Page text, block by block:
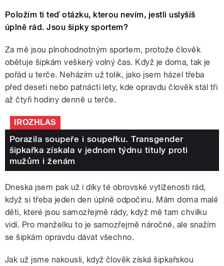
Položím ti teď otázku, kterou nevím, jestli uslyšíš
úplně rád. Jsou šipky sportem?
Za mě jsou plnohodnotným sportem, protože člověk
obětuje šipkám veškerý volný čas. Když je doma, tak je
pořád u terče. Neházím už tolik, jako jsem házel třeba
před deseti nebo patnácti lety, kde opravdu člověk stál tři
až čtyři hodiny denně u terče.
IROZHLAS
Porazila soupeře i soupeřku. Transgender
šipkařka získala v jednom týdnu tituly proti
mužům i ženám
Dneska jsem pak už i díky té obrovské vytíženosti rád,
když si třeba jeden den úplně odpočinu. Mám doma malé
děti, které jsou samozřejmě rády, když mě tam chvilku
vidí. Pro manželku to je samozřejmě náročné, ale snažím
se šipkám opravdu dávat všechno.
Jak už jsme nakousli, když člověk získá šipkařskou